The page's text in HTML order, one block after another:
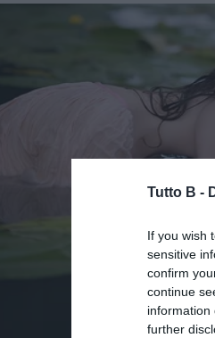
Tutto B -
If you wish
sensitive
confirm
continue
information
further